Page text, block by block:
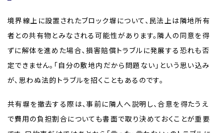
境界線上に設置されたブロック塀について、民法上は隣地所有
者との共有物とみなされる可能性があります。隣人の同意を得
ずに解体を進めた場合、損害賠償トラブルに発展する恐れも否
定できません。「自分の敷地内だから問題ない」という思い込み
が、思わぬ法的トラブルを招くこともあるのです。
共有塀を撤去する際は、事前に隣人へ説明し、合意を得たうえ
で費用の負担割合についても書面で取り決めておくことが重要